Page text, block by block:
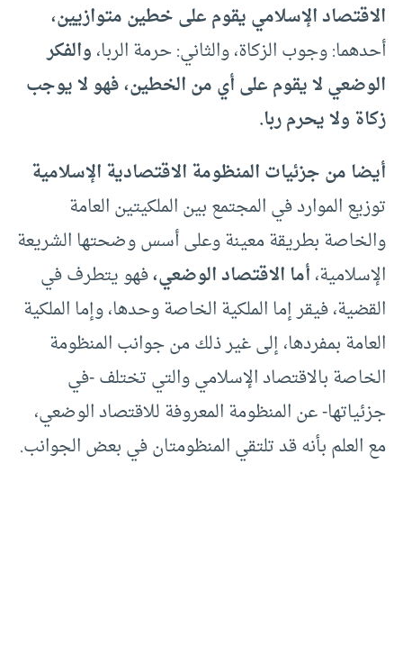
الاقتصاد الإسلامي يقوم على خطين متوازيين،
أحدهما: وجوب الزكاة، والثاني: حرمة الربا،والفكر
الوضعي لا يقوم على أي من الخطين، فهو لا يوجب
زكاة ولا يحرم ربا.
أيضا من جزئيات المنظومة الاقتصادية الإسلامية
توزيع الموارد في المجتمع بين الملكيتين العامة
والخاصة بطريقة معينة وعلى أسس وضحتها الشريعة
الإسلامية،أما الاقتصاد الوضعي،فهو يتطرف في
القضية، فيقر إما الملكية الخاصة وحدها، وإما الملكية
العامة بمفردها، إلى غير ذلك من جوانب المنظومة
الخاصة بالاقتصاد الإسلامي والتي تختلف -في
جزئياتها- عن المنظومة المعروفة للاقتصاد الوضعي،
مع العلم بأنه قد تلتقي المنظومتان في بعض الجوانب.